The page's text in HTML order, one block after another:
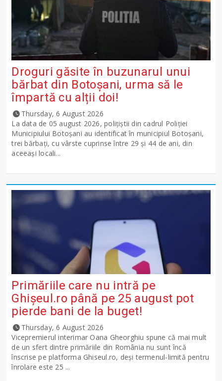
Droguri găsite în buzunarul unui
bărbat din Botoșani, urma să le
împartă cu alții doi!
Thursday, 6 August 2026
La data de 05 august 2026, polițiștii din cadrul Poliției
Municipiului Botoșani au identificat în municipiul Botoșani,
trei bărbați, cu vârste cuprinse între 29 și 44 de ani, din
aceeași locali...
Primăriile care nu intră pe
Ghişeul.ro până pe 25 august pot
pierde bani de la buget!
Thursday, 6 August 2026
Vicepremierul interimar Oana Gheorghiu spune că mai mult
de un sfert dintre primăriile din România nu sunt încă
înscrise pe platforma Ghiseul.ro, deși termenul-limită pentru
înrolare este 25 ...